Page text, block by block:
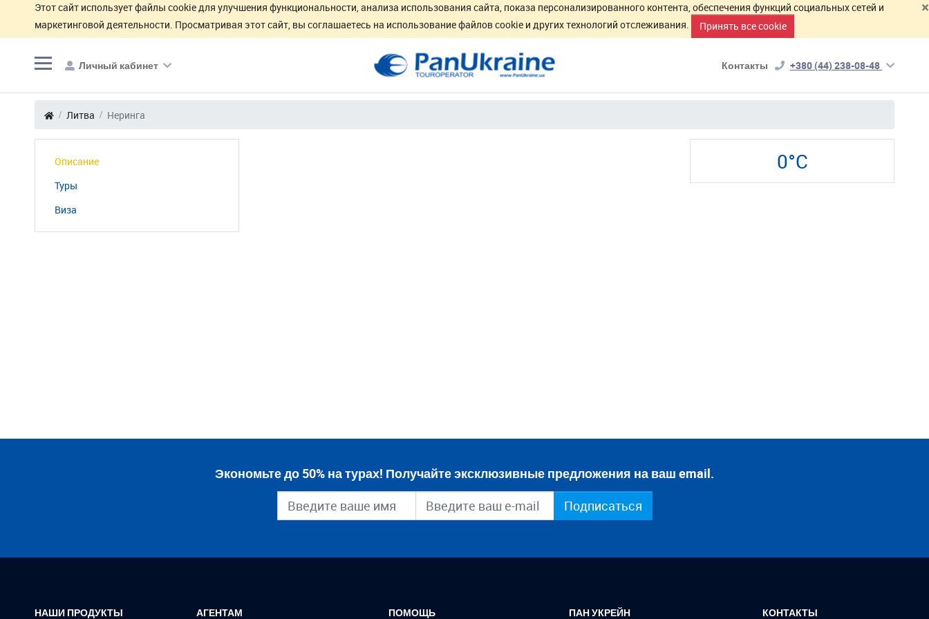
×
Этот сайт использует файлы cookie для улучшения функциональности, анализа использования сайта, показа персонализированного контента, обеспечения функций социальных сетей и
маркетинговой деятельности. Просматривая этот сайт, вы соглашаетесь на использование файлов cookie и других технологий отслеживания.
Принять все cookie
Личный кабинет Контакты +380 (44) 238-08-48
Литва Неринга
Описание
Туры
Виза
0°C
Экономьте до 50% на турах! Получайте эксклюзивные предложения на ваш email.
Подписаться
НАШИ ПРОДУКТЫ АГЕНТАМ ПОМОЩЬ ПАН УКРЕЙН КОНТАКТЫ